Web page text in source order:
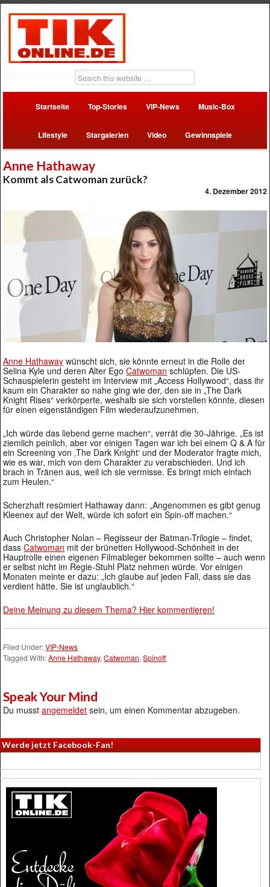
Startseite Top-Stories VIP-News Music-Box
Lifestyle Stargalerien Video Gewinnspiele
Anne Hathaway
Kommt als Catwoman zurück?
4. Dezember 2012
Anne Hathaway wünscht sich, sie könnte erneut in die Rolle der
Selina Kyle und deren Alter EgoCatwoman schlüpfen. Die US-
Schauspielerin gesteht im Interview mit „Access Hollywood“, dass ihr
kaum ein Charakter so nahe ging wie der, den sie in „The Dark
Knight Rises“ verkörperte, weshalb sie sich vorstellen könnte, diesen
für einen eigenständigen Film wiederaufzunehmen.
„Ich würde das liebend gerne machen“, verrät die 30-Jährige. „Es ist
ziemlich peinlich, aber vor einigen Tagen war ich bei einem Q & A für
ein Screening von ‚The Dark Knight‘ und der Moderator fragte mich,
wie es war, mich von dem Charakter zu verabschieden. Und ich
brach in Tränen aus, weil ich sie vermisse. Es bringt mich einfach
zum Heulen.“
Scherzhaft resümiert Hathaway dann: „Angenommen es gibt genug
Kleenex auf der Welt, würde ich sofort ein Spin-off machen.“
Auch Christopher Nolan – Regisseur der Batman-Trilogie – findet,
dassCatwoman mit der brünetten Hollywood-Schönheit in der
Hauptrolle einen eigenen Filmableger bekommen sollte – auch wenn
er selbst nicht im Regie-Stuhl Platz nehmen würde. Vor einigen
Monaten meinte er dazu: „Ich glaube auf jeden Fall, dass sie das
verdient hätte. Sie ist unglaublich.“
Deine Meinung zu diesem Thema? Hier kommentieren!
Filed Under:VIP-News
Tagged With:Anne Hathaway,Catwoman,Spinoff
Speak Your Mind
Du musstangemeldet sein, um einen Kommentar abzugeben.
Werde jetzt Facebook-Fan!